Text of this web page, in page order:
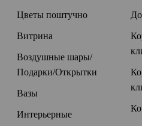
Цветы поштучно
Витрина
Воздушные шары/
Подарки/Открытки
Вазы
Интерьерные